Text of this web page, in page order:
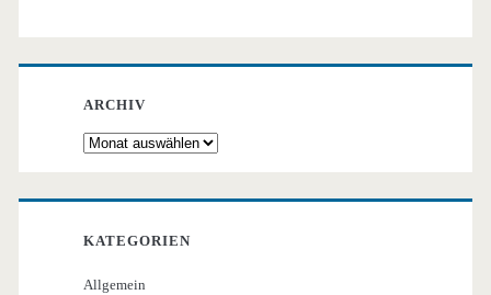
ARCHIV
Archiv
KATEGORIEN
Allgemein